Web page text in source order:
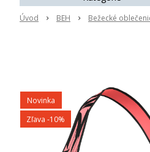
Úvod BEH Bežecké
Novinka
Zľava -10%